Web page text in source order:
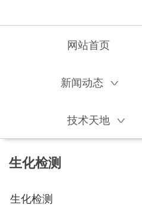
网站首页
新闻动态 V
技术天地 V
生化检测
生化检测